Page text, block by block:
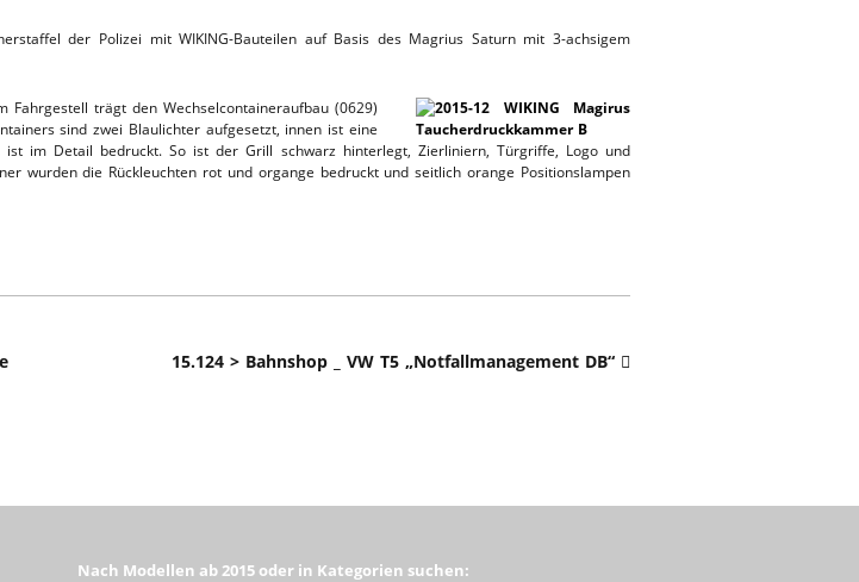
der Polizei mit WIKING-Bauteilen auf Basis des Magrius Saturn mit 3-achsigem
Fahrgestell trägt den Wechselcontaineraufbau (0629)
sind zwei Blaulichter aufgesetzt, innen ist eine
im Detail bedruckt. So ist der Grill schwarz hinterlegt, Zierliniern, Türgriffe, Logo und
wurden die Rückleuchten rot und organge bedruckt und seitlich orange Positionslampen
15.124 > Bahnshop _ VW T5 „Notfallmanagement DB“
Nach Modellen ab 2015 oder in Kategorien suchen: